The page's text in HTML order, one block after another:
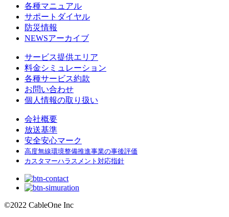
各種マニュアル
サポートダイヤル
防災情報
NEWSアーカイブ
サービス提供エリア
料金シミュレーション
各種サービス約款
お問い合わせ
個人情報の取り扱い
会社概要
放送基準
安全安心マーク
高度無線環境整備推進事業の事後評価
カスタマーハラスメント対応指針
©2022 CableOne Inc